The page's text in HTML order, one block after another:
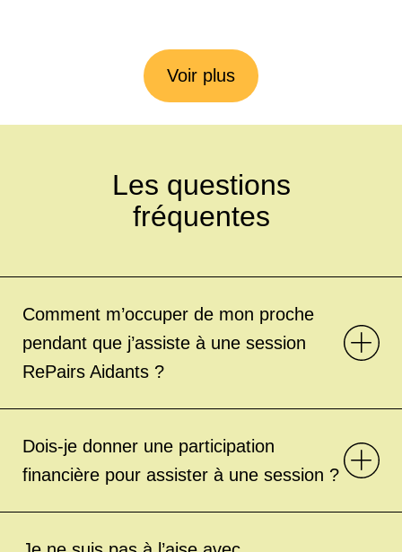
Voir plus
Les questions
fréquentes
Comment m’occuper de mon proche
pendant que j’assiste à une session
RePairs Aidants ?
Dois-je donner une participation
financière pour assister à une session ?